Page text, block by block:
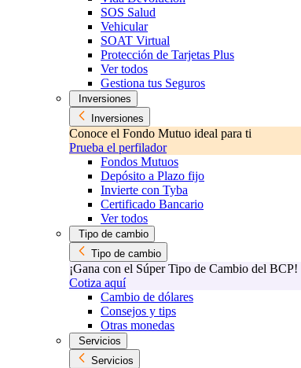
SOS Salud
Vehicular
SOAT Virtual
Protección de Tarjetas Plus
Ver todos
Gestiona tus Seguros
Inversiones
Inversiones
Conoce el Fondo Mutuo ideal para ti
Prueba el perfilador
Fondos Mutuos
Depósito a Plazo fijo
Invierte con Tyba
Certificado Bancario
Ver todos
Tipo de cambio
Tipo de cambio
¡Gana con el Súper Tipo de Cambio del BCP!
Cotiza aquí
Cambio de dólares
Consejos y tips
Otras monedas
Servicios
Servicios